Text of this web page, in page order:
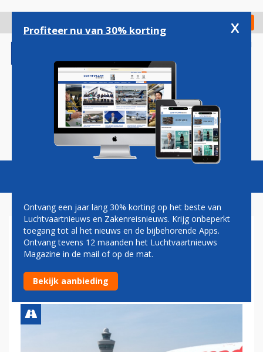
gaan
Check in
Magazine Podcasts Vacatures
SCHIPHOL PROEFTUIN VAN
ZEVENTIEN GESUBSIDIEERDE
DUURZAAMHEIDSPROJECTEN
Profiteer nu van 30% korting x
Ontvang een jaar lang 30% korting op het beste van
Luchtvaartnieuws en Zakenreisnieuws. Krijg onbeperkt
toegang tot al het nieuws en de bijbehorende Apps.
Ontvang tevens 12 maanden het Luchtvaartnieuws
Magazine in de mail of op de mat.
Bekijk aanbieding